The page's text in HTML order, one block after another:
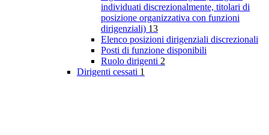
individuati discrezionalmente, titolari di
posizione organizzativa con funzioni
dirigenziali) 13
Elenco posizioni dirigenziali discrezionali
Posti di funzione disponibili
Ruolo dirigenti 2
Dirigenti cessati 1